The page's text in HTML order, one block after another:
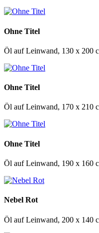
Ohne Titel
Öl auf Leinwand, 130 x 200
Ohne Titel
Öl auf Leinwand, 170 x 210
Ohne Titel
Öl auf Leinwand, 190 x 160
Nebel Rot
Öl auf Leinwand, 200 x 140